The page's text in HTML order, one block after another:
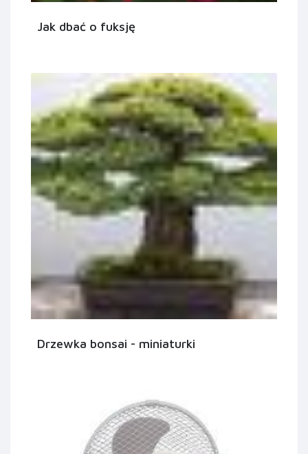
Jak dbać o fuksję
Drzewka bonsai - miniaturki